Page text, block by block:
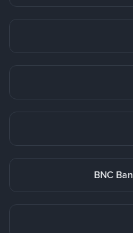
BNC